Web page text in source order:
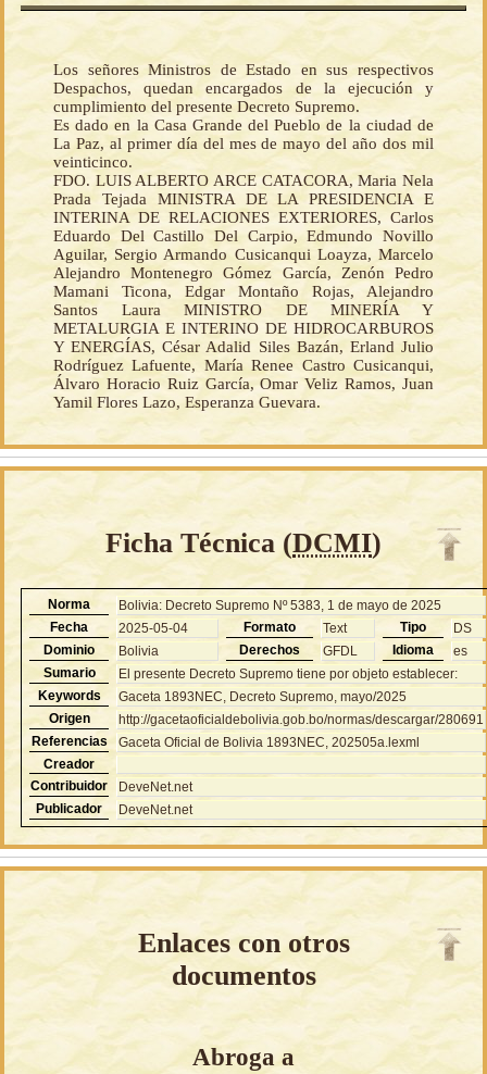
Los señores Ministros de Estado en sus respectivos
Despachos, quedan encargados de la ejecución y
cumplimiento del presente Decreto Supremo.
Es dado en la Casa Grande del Pueblo de la ciudad de
La Paz, al primer día del mes de mayo del año dos mil
veinticinco.
FDO. LUIS ALBERTO ARCE CATACORA, Maria Nela
Prada Tejada MINISTRA DE LA PRESIDENCIA E
INTERINA DE RELACIONES EXTERIORES, Carlos
Eduardo Del Castillo Del Carpio, Edmundo Novillo
Aguilar, Sergio Armando Cusicanqui Loayza, Marcelo
Alejandro Montenegro Gómez García, Zenón Pedro
Mamani Ticona, Edgar Montaño Rojas, Alejandro
Santos Laura MINISTRO DE MINERÍA Y
METALURGIA E INTERINO DE HIDROCARBUROS
Y ENERGÍAS, César Adalid Siles Bazán, Erland Julio
Rodríguez Lafuente, María Renee Castro Cusicanqui,
Álvaro Horacio Ruiz García, Omar Veliz Ramos, Juan
Yamil Flores Lazo, Esperanza Guevara.
Ficha Técnica (DCMI)
Norma
Bolivia: Decreto Supremo Nº 5383, 1 de mayo de 2025
Fecha
2025-05-04 Formato Text Tipo
DS
Dominio
Bolivia Derechos GFDL Idioma
es
Sumario
El presente Decreto Supremo tiene por objeto establecer:
Keywords
Gaceta 1893NEC, Decreto Supremo, mayo/2025
Origen
http://gacetaoficialdebolivia.gob.bo/normas/descargar/280691
Referencias
Gaceta Oficial de Bolivia 1893NEC, 202505a.lexml
Creador
Contribuidor
DeveNet.net
Publicador
DeveNet.net
Enlaces con otros
documentos
Abroga a